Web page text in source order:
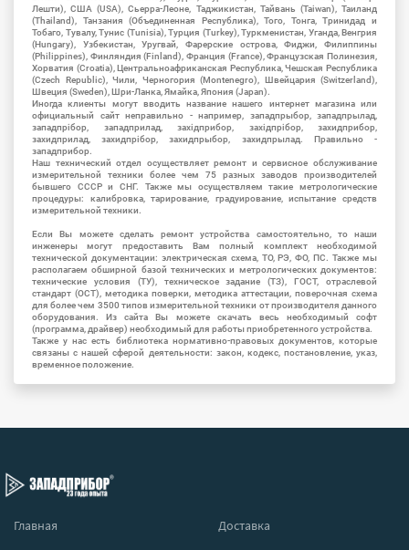
Лешти), США (USA), Сьерра-Леоне, Таджикистан, Тайвань (Taiwan), Таиланд
(Thailand), Танзания (Объединенная Республика), Того, Тонга, Тринидад и
Тобаго, Тувалу, Тунис (Tunisia), Турция (Turkey), Туркменистан, Уганда, Венгрия
(Hungary), Узбекистан, Уругвай, Фарерские острова, Фиджи, Филиппины
(Philippines), Финляндия (Finland), Франция (France), Французская Полинезия,
Хорватия (Croatia), Центральноафриканская Республика, Чешская Республика
(Czech Republic), Чили, Черногория (Montenegro), Швейцария (Switzerland),
Швеция (Sweden), Шри-Ланка, Ямайка, Япония (Japan).
Иногда клиенты могут вводить название нашего интернет магазина или
официальный сайт неправильно - например, западпрыбор, западпрылад,
западпрібор, западприлад, західприбор, західпрібор, захидприбор,
захидприлад, захидпрібор, захидпрыбор, захидпрылад. Правильно -
западприбор.
Наш технический отдел осуществляет ремонт и сервисное обслуживание
измерительной техники более чем 75 разных заводов производителей
бывшего СССР и СНГ. Также мы осуществляем такие метрологические
процедуры: калибровка, тарирование, градуирование, испытание средств
измерительной техники.
Если Вы можете сделать ремонт устройства самостоятельно, то наши
инженеры могут предоставить Вам полный комплект необходимой
технической документации: электрическая схема, ТО, РЭ, ФО, ПС. Также мы
располагаем обширной базой технических и метрологических документов:
технические условия (ТУ), техническое задание (ТЗ), ГОСТ, отраслевой
стандарт (ОСТ), методика поверки, методика аттестации, поверочная схема
для более чем 3500 типов измерительной техники от производителя данного
оборудования. Из сайта Вы можете скачать весь необходимый софт
(программа, драйвер) необходимый для работы приобретенного устройства.
Также у нас есть библиотека нормативно-правовых документов, которые
связаны с нашей сферой деятельности: закон, кодекс, постановление, указ,
временное положение.
Главная
Доставка